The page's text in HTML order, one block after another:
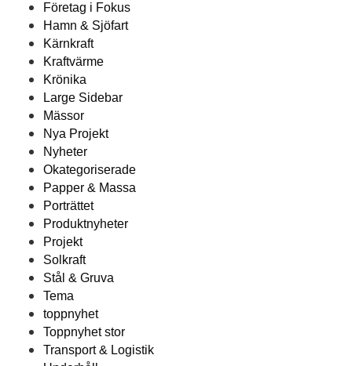
Företag i Fokus
Hamn & Sjöfart
Kärnkraft
Kraftvärme
Krönika
Large Sidebar
Mässor
Nya Projekt
Nyheter
Okategoriserade
Papper & Massa
Porträttet
Produktnyheter
Projekt
Solkraft
Stål & Gruva
Tema
toppnyhet
Toppnyhet stor
Transport & Logistik